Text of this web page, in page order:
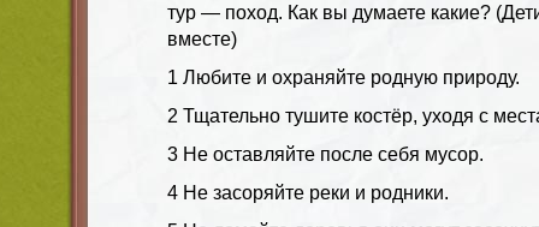
тур — поход. Как вы думаете какие?
вместе)
1 Любите и охраняйте родную природу.
2 Тщательно тушите костёр, уходя с
3 Не оставляйте после себя мусор.
4 Не засоряйте реки и родники.